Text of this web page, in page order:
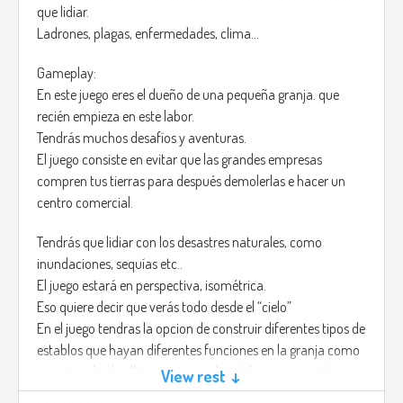
your weapon an Relique from the Templars that is the only
current weapon known that can defeat this monsters.
changed their future 2 of this “Monsters” are created, the
reason of this is yet unknown, but youre mission is clear, Kill
them, no matter what it takes.
The Monsters are called “Time Holders” the have a dark
aura, fearless, they don't have emotions, and have only one
mission; Take back what belongs to them.
You are able to enter others person's Mind and dreams,
which means you will need to fight unimaginable monsters,
and never explored lands.
You of course will have a team, this team will guide you thru
the journey.
It's written on the confidential files that there are still 13
que lidiar.
Ladrones, plagas, enfermedades, clima…
Gameplay:
En este juego eres el dueño de una pequeña granja. que
recién empieza en este labor.
Tendrás muchos desafíos y aventuras.
El juego consiste en evitar que las grandes empresas
compren tus tierras para después demolerlas e hacer un
centro comercial.
Tendrás que lidiar con los desastres naturales, como
inundaciones, sequías etc..
El juego estará en perspectiva, isométrica.
Eso quiere decir que verás todo desde el “cielo”
En el juego tendras la opcion de construir diferentes tipos de
establos que hayan diferentes funciones en la granja como
por ejemplo el gallinero, que producirá huevos, que tú como
granjero tendrás la opción de tomar esta industria como la
View rest ↓